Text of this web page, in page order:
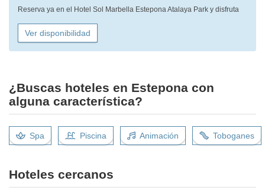
Reserva ya en el Hotel Sol Marbella Estepona Atalaya Park y disfruta
Ver disponibilidad
¿Buscas hoteles en Estepona con
alguna característica?
Spa Piscina Animación Toboganes
Hoteles cercanos